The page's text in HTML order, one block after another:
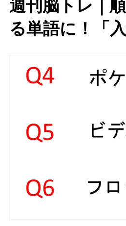
週刊脳トレ｜
る単語に！「